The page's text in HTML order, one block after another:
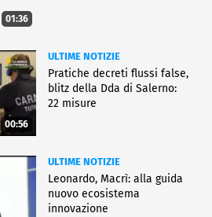
01:36
00:56
ULTIME NOTIZIE
Pratiche decreti flussi false,
blitz della Dda di Salerno:
22 misure
ULTIME NOTIZIE
Leonardo, Macrì: alla guida
nuovo ecosistema
innovazione